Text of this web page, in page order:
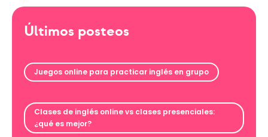
Últimos posteos
Juegos online para practicar inglés en grupo
Clases de inglés online vs clases presenciales:
¿qué es mejor?